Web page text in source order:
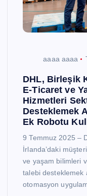
aaaa aaaa
DHL, Birleşik
E-Ticaret ve
Hizmetleri
Desteklemek
Ek Robotu
9 Temmuz 2025 –
İrlanda’daki
ve yaşam bilimleri
talebi desteklemek
otomasyon